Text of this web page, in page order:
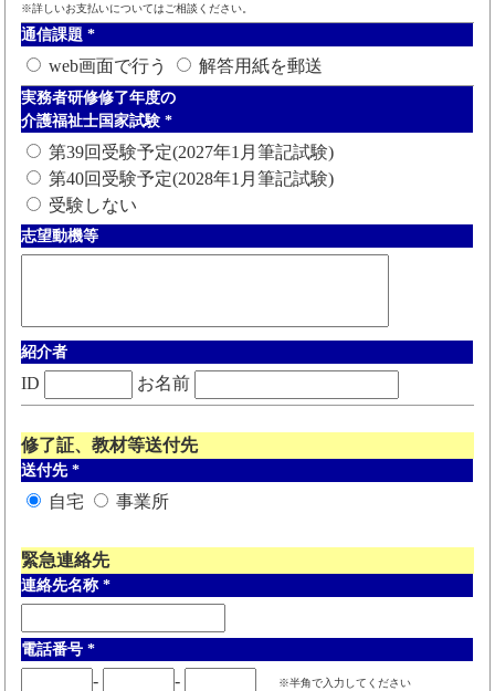
※詳しいお支払いについてはご相談ください。
通信課題 *
web画面で行う 解答用紙を郵送
実務者研修修了年度の
介護福祉士国家試験 *
第39回受験予定(2027年1月筆記試験)
第40回受験予定(2028年1月筆記試験)
受験しない
志望動機等
紹介者
ID お名前
修了証、教材等送付先
送付先 *
自宅 事業所
緊急連絡先
連絡先名称 *
電話番号 *
- - ※半角で入力してください